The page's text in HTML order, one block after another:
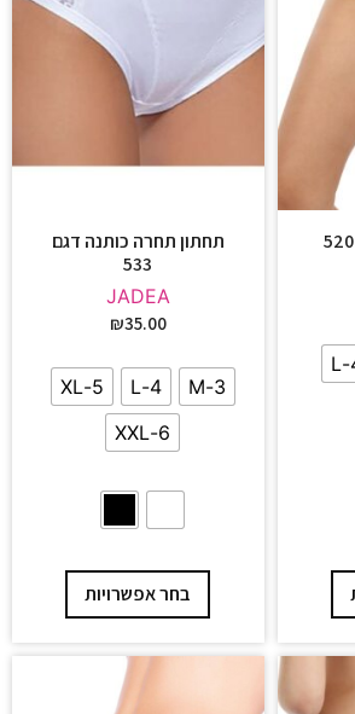
תחתון תחרה כותנה דגם
533
JADEA
₪35.00
3-M
4-L
5-XL
6-XXL
בחר אפשרויות